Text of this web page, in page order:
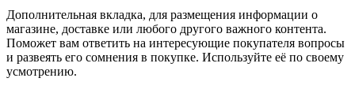
Дополнительная вкладка, для размещения информации о
магазине, доставке или любого другого важного контента.
Поможет вам ответить на интересующие покупателя вопросы
и развеять его сомнения в покупке. Используйте её по своему
усмотрению.